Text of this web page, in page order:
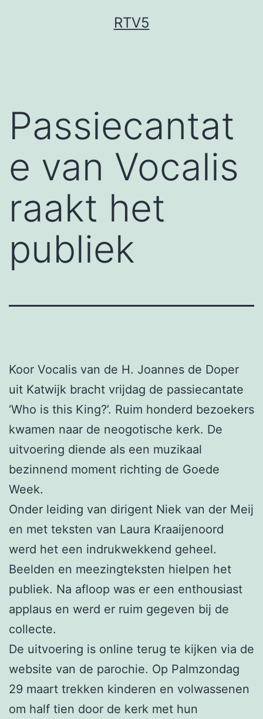
RTV5
Passiecantat
e van Vocalis
raakt het
publiek
Koor Vocalis van de H. Joannes de Doper
uit Katwijk bracht vrijdag de passiecantate
‘Who is this King?’. Ruim honderd bezoekers
kwamen naar de neogotische kerk. De
uitvoering diende als een muzikaal
bezinnend moment richting de Goede
Week.
Onder leiding van dirigent Niek van der Meij
en met teksten van Laura Kraaijenoord
werd het een indrukwekkend geheel.
Beelden en meezingteksten hielpen het
publiek. Na afloop was er een enthousiast
applaus en werd er ruim gegeven bij de
collecte.
De uitvoering is online terug te kijken via de
website van de parochie. Op Palmzondag
29 maart trekken kinderen en volwassenen
om half tien door de kerk met hun